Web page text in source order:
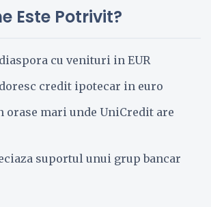
Este Potrivit?
cu venituri in EUR
credit ipotecar in euro
orase mari unde UniCredit are
suportul unui grup bancar